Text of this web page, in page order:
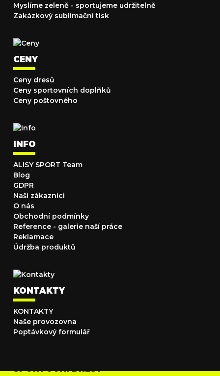
Myslíme zeleně - sportujeme udržitelně
Zakázkový sublimační tisk
CENY
Ceny dresů
Ceny sportovních doplňků
Ceny poštovného
INFO
ALISY SPORT Team
Blog
GDPR
Naši zákazníci
O nás
Obchodní podmínky
Reference - galerie naší práce
Reklamace
Údržba produktů
KONTAKTY
KONTAKTY
Naše provozovna
Poptávkový formulář